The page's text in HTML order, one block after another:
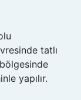
tatlı
yapılır.